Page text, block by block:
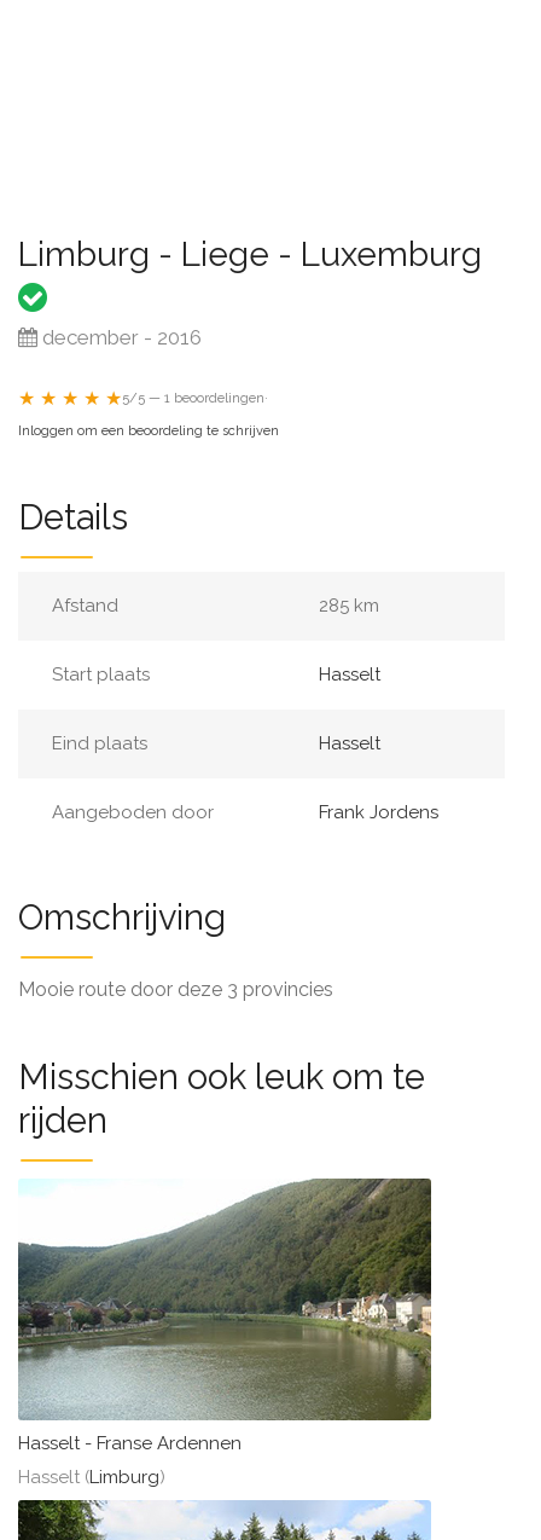
Limburg - Liege - Luxemburg
december - 2016
★ ★ ★ ★ ★5/5 — 1 beoordelingen·
Inloggen om een beoordeling te schrijven
Details
Afstand 285 km
Start plaats Hasselt
Eind plaats Hasselt
Aangeboden door Frank Jordens
Omschrijving
Mooie route door deze 3 provincies
Misschien ook leuk om te
rijden
Hasselt - Franse Ardennen
Hasselt (Limburg)